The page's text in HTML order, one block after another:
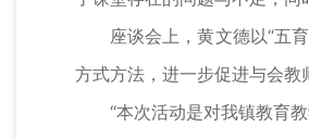
座谈会上，黄文德以“五育
方式方法，进一步促进与会教
“本次活动是对我镇教育教